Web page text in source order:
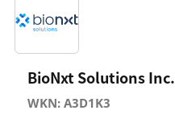
BioNxt Solutions Inc.
WKN: A3D1K3